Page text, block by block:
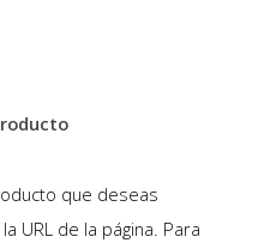
que deseas
URL de la página. Para